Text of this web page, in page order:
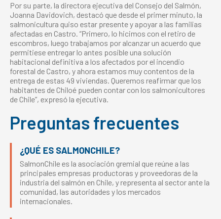
Por su parte, la directora ejecutiva del Consejo del Salmón,
Joanna Davidovich, destacó que desde el primer minuto, la
salmonicultura quiso estar presente y apoyar a las familias
afectadas en Castro. “Primero, lo hicimos con el retiro de
escombros, luego trabajamos por alcanzar un acuerdo que
permitiese entregar lo antes posible una solución
habitacional definitiva a los afectados por el incendio
forestal de Castro, y ahora estamos muy contentos de la
entrega de estas 49 viviendas. Queremos reafirmar que los
habitantes de Chiloé pueden contar con los salmonicultores
de Chile”, expresó la ejecutiva.
Preguntas frecuentes
¿QUÉ ES SALMONCHILE?
SalmonChile es la asociación gremial que reúne a las
principales empresas productoras y proveedoras de la
industria del salmón en Chile, y representa al sector ante la
comunidad, las autoridades y los mercados
internacionales.